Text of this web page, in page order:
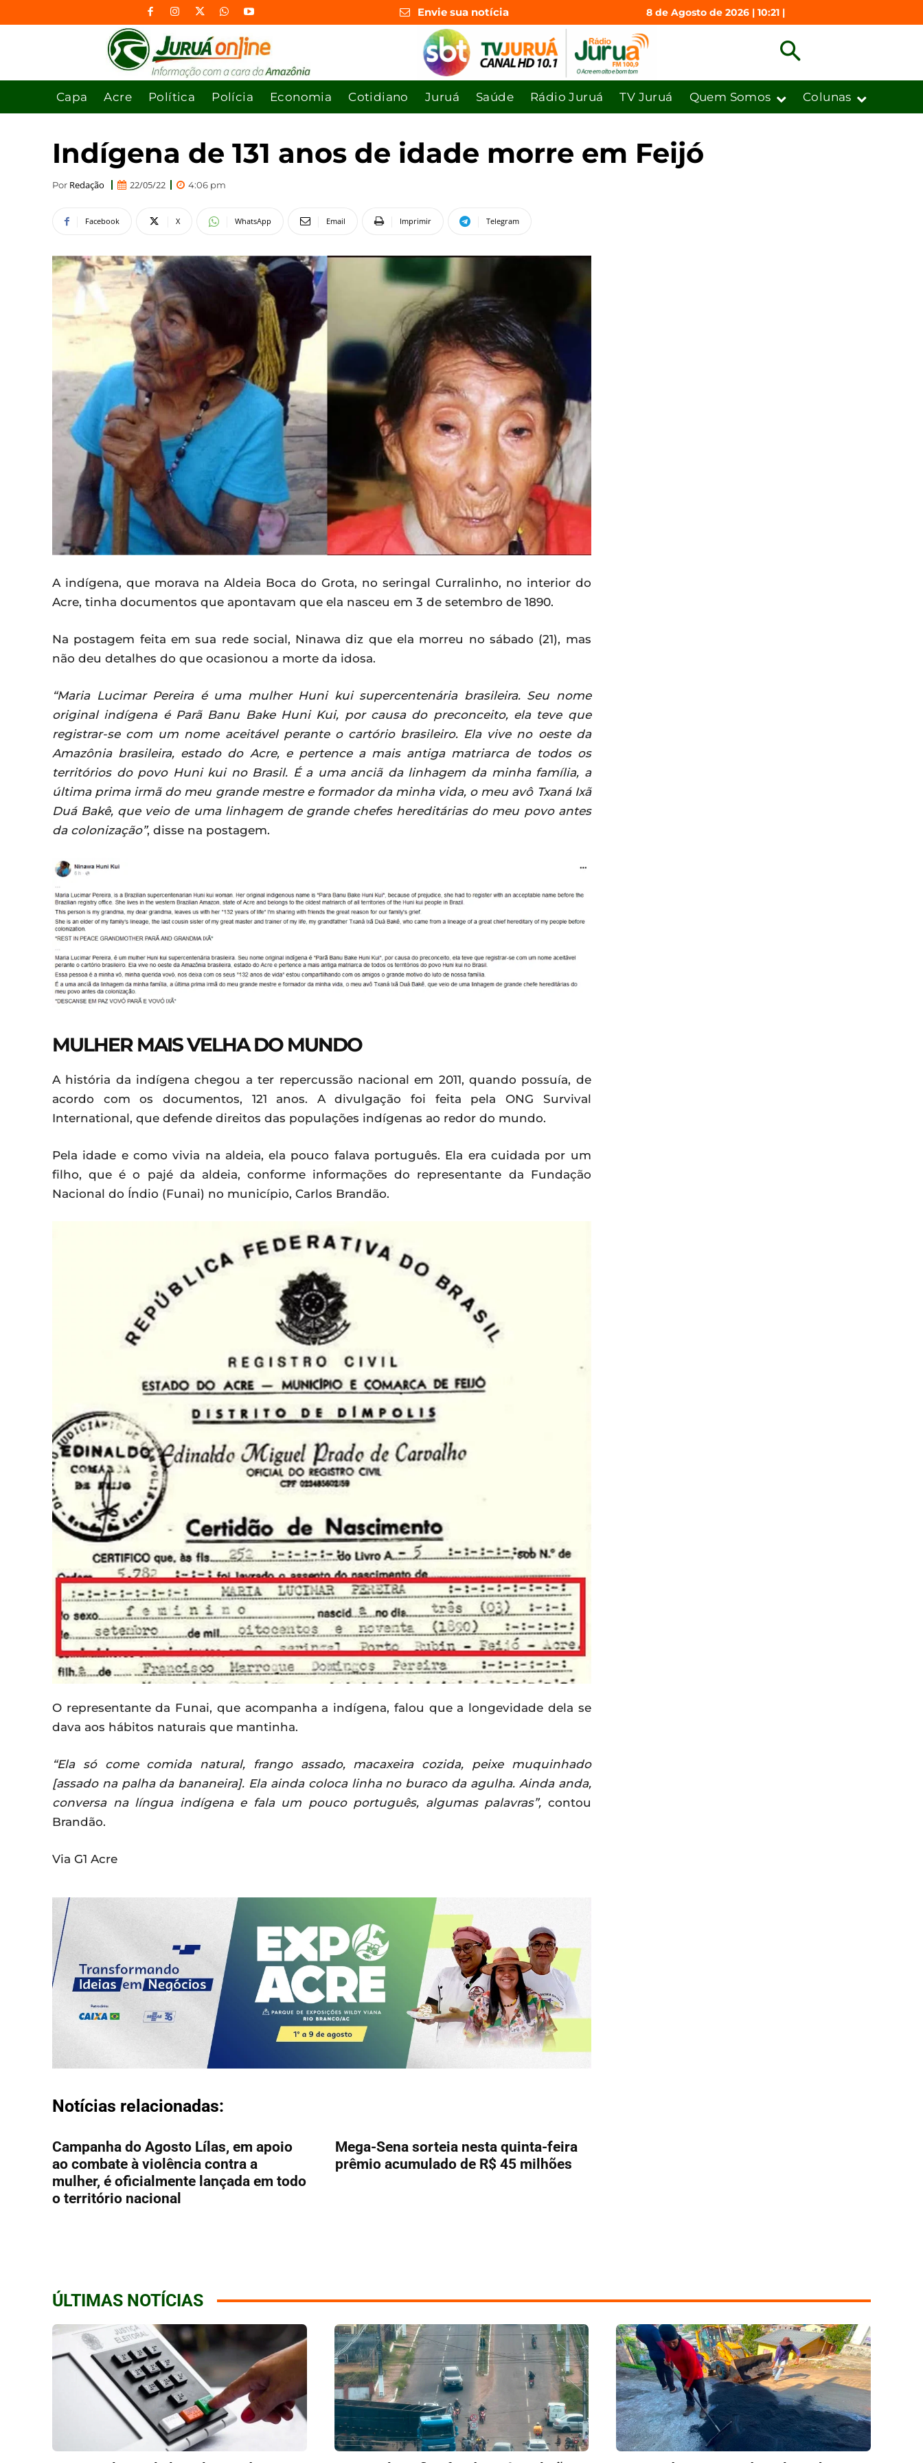
Envie sua notícia 8 de Agosto de 2026 | 10:21 |
Capa Acre Política Polícia Economia Cotidiano Juruá Saúde Rádio Juruá TV Juruá Quem Somos Colunas
Indígena de 131 anos de idade morre em Feijó
Por Redação 22/05/22 4:06 pm
Facebook X WhatsApp Email Imprimir Telegram
A indígena, que morava na Aldeia Boca do Grota, no seringal Curralinho, no interior do
Acre, tinha documentos que apontavam que ela nasceu em 3 de setembro de 1890.
Na postagem feita em sua rede social, Ninawa diz que ela morreu no sábado (21), mas
não deu detalhes do que ocasionou a morte da idosa.
“Maria Lucimar Pereira é uma mulher Huni kui supercentenária brasileira. Seu nome
original indígena é Parã Banu Bake Huni Kui, por causa do preconceito, ela teve que
registrar-se com um nome aceitável perante o cartório brasileiro. Ela vive no oeste da
Amazônia brasileira, estado do Acre, e pertence a mais antiga matriarca de todos os
territórios do povo Huni kui no Brasil. É a uma anciã da linhagem da minha família, a
última prima irmã do meu grande mestre e formador da minha vida, o meu avô Txaná Ixã
Duá Bakê, que veio de uma linhagem de grande chefes hereditárias do meu povo antes
da colonização”, disse na postagem.
MULHER MAIS VELHA DO MUNDO
A história da indígena chegou a ter repercussão nacional em 2011, quando possuía, de
acordo com os documentos, 121 anos. A divulgação foi feita pela ONG Survival
International, que defende direitos das populações indígenas ao redor do mundo.
Pela idade e como vivia na aldeia, ela pouco falava português. Ela era cuidada por um
filho, que é o pajé da aldeia, conforme informações do representante da Fundação
Nacional do Índio (Funai) no município, Carlos Brandão.
O representante da Funai, que acompanha a indígena, falou que a longevidade dela se
dava aos hábitos naturais que mantinha.
“Ela só come comida natural, frango assado, macaxeira cozida, peixe muquinhado
[assado na palha da bananeira]. Ela ainda coloca linha no buraco da agulha. Ainda anda,
conversa na língua indígena e fala um pouco português, algumas palavras”, contou
Brandão.
Via G1 Acre
Notícias relacionadas:
Campanha do Agosto Lílas, em apoio
ao combate à violência contra a
mulher, é oficialmente lançada em todo
o território nacional
Mega-Sena sorteia nesta quinta-feira
prêmio acumulado de R$ 45 milhões
ÚLTIMAS NOTÍCIAS